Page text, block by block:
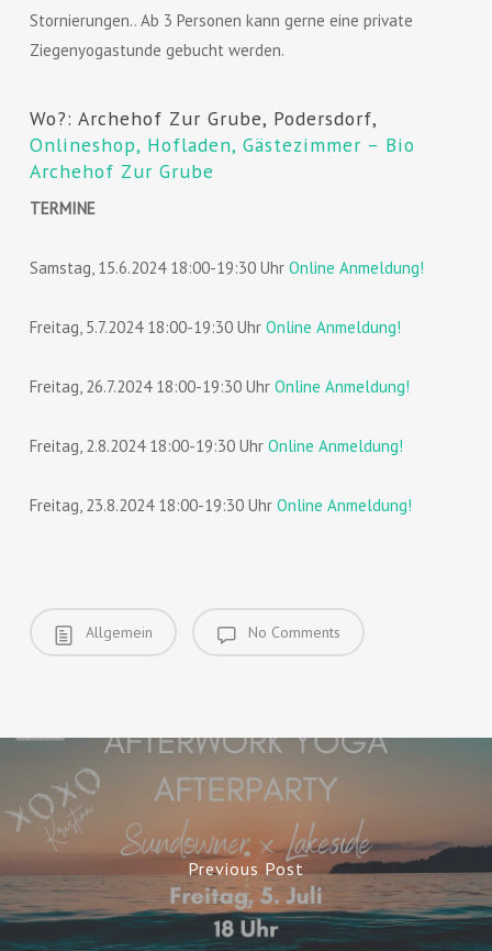
Stornierungen.. Ab 3 Personen kann gerne eine private
Ziegenyogastunde gebucht werden.
Wo?: Archehof Zur Grube, Podersdorf,
Onlineshop, Hofladen, Gästezimmer – Bio
Archehof Zur Grube
TERMINE
Samstag, 15.6.2024 18:00-19:30 Uhr Online Anmeldung!
Freitag, 5.7.2024 18:00-19:30 Uhr Online Anmeldung!
Freitag, 26.7.2024 18:00-19:30 Uhr Online Anmeldung!
Freitag, 2.8.2024 18:00-19:30 Uhr Online Anmeldung!
Freitag, 23.8.2024 18:00-19:30 Uhr Online Anmeldung!
Allgemein No Comments
Previous Post